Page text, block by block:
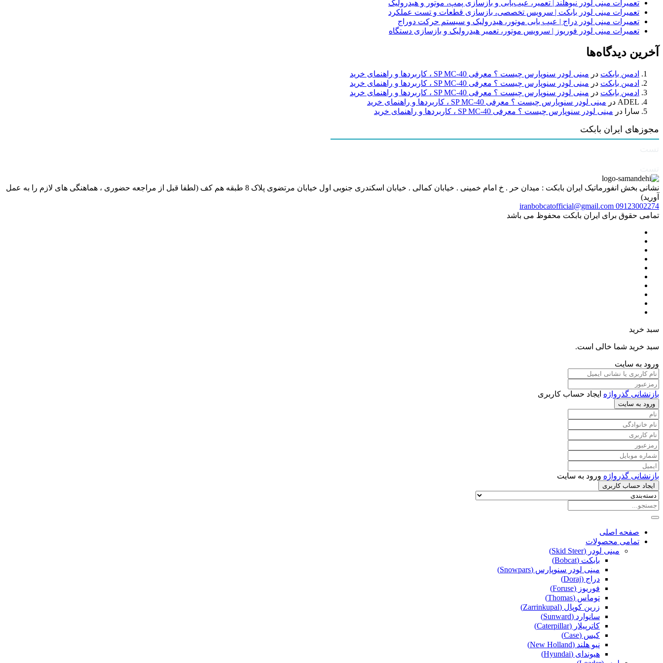
تعمیرات مینی لودر نیوهلند | تعمیر، عیب‌یابی و بازسازی پمپ، موتور و هیدرولیک
تعمیرات مینی لودر بابکت | سرویس تخصصی، بازسازی قطعات و تست عملکرد
تعمیرات مینی لودر دراج | عیب یابی موتور، هیدرولیک و سیستم حرکت دوراج
تعمیرات مینی لودر فوریوز | سرویس موتور، تعمیر هیدرولیک و بازسازی دستگاه
آخرین دیدگاه‌ها
ادمین بابکت در مینی لودر سنوپارس چیست ؟ معرفی SP MC-40 ، کاربردها و راهنمای خرید
ادمین بابکت در مینی لودر سنوپارس چیست ؟ معرفی SP MC-40 ، کاربردها و راهنمای خرید
ادمین بابکت در مینی لودر سنوپارس چیست ؟ معرفی SP MC-40 ، کاربردها و راهنمای خرید
ADEL در مینی لودر سنوپارس چیست ؟ معرفی SP MC-40 ، کاربردها و راهنمای خرید
سارا
در مینی لودر سنوپارس چیست ؟ معرفی SP MC-40 ، کاربردها و راهنمای خرید
مجوزهای ایران بابکت
نشانی بخش انفورماتیک ایران بابکت : میدان حر . خ امام خمینی . خیابان کمالی . خیابان اسکندری جنوبی اول خیابان مرتضوی پلاک 8 طبقه هم کف (لطفا قبل از مراجعه حضوری ، هماهنگی های لازم را به عمل
آورید)
09123002274
iranbobcatofficial@gmail.com
تمامی حقوق برای ایران بابکت محفوظ می باشد
سبد خرید
سبد خرید شما خالی است.
ورود به سایت
بازنشانی گذرواژه ایجاد حساب کاربری
ورود به سایت
بازنشانی گذرواژه ورود به سایت
ایجاد حساب کاربری
صفحه اصلی
تمامی محصولات
مینی لودر (Skid Steer)
بابکت (Bobcat)
مینی لودر سنوپارس (Snowpars)
دراج (Doraj)
فوریوز (Foruse)
توماس (Thomas)
زرین کوپال (Zarrinkupal)
سانوارد (Sunward)
کاترپیلار (Caterpillar)
کیس (Case)
نیو هلند (New Holland)
هیوندای (Hyundai)